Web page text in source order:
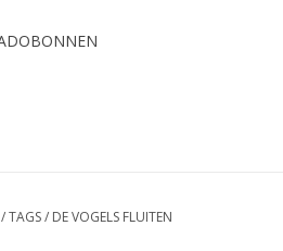
/TAGS/ DE VOGELS FLUITEN